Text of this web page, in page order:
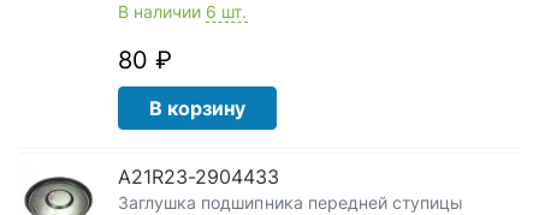
В наличии 6 шт.
80 ₽
В корзину
А21R23-2904433
Заглушка подшипника передней ступицы